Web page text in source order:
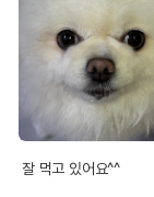
잘 먹고 있어요^^